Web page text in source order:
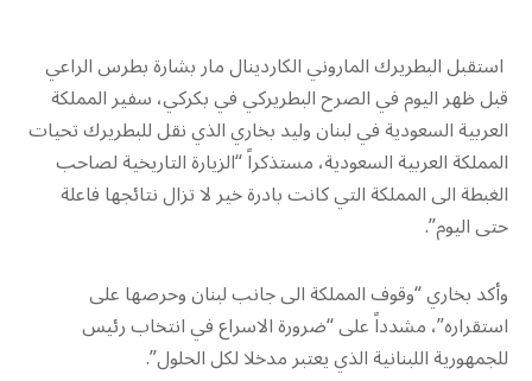
استقبل البطريرك الماروني الكاردينال مار بشارة بطرس الراعي
قبل ظهر اليوم في الصرح البطريركي في بكركي، سفير المملكة
العربية السعودية في لبنان وليد بخاري الذي نقل للبطريرك تحيات
المملكة العربية السعودية، مستذكراً “الزيارة التاريخية لصاحب
الغبطة الى المملكة التي كانت بادرة خير لا تزال نتائجها فاعلة
حتى اليوم”.
وأكد بخاري “وقوف المملكة الى جانب لبنان وحرصها على
استقراره”، مشدداً على “ضرورة الاسراع في انتخاب رئيس
للجمهورية اللبنانية الذي يعتبر مدخلا لكل الحلول”.